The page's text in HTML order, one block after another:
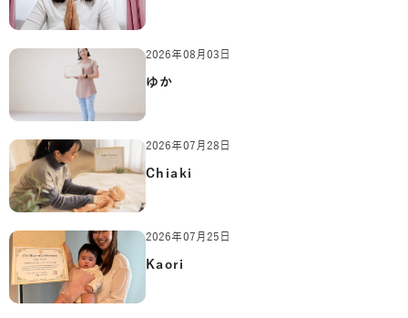
2026年08月03日
ゆか
2026年07月28日
Chiaki
2026年07月25日
Kaori